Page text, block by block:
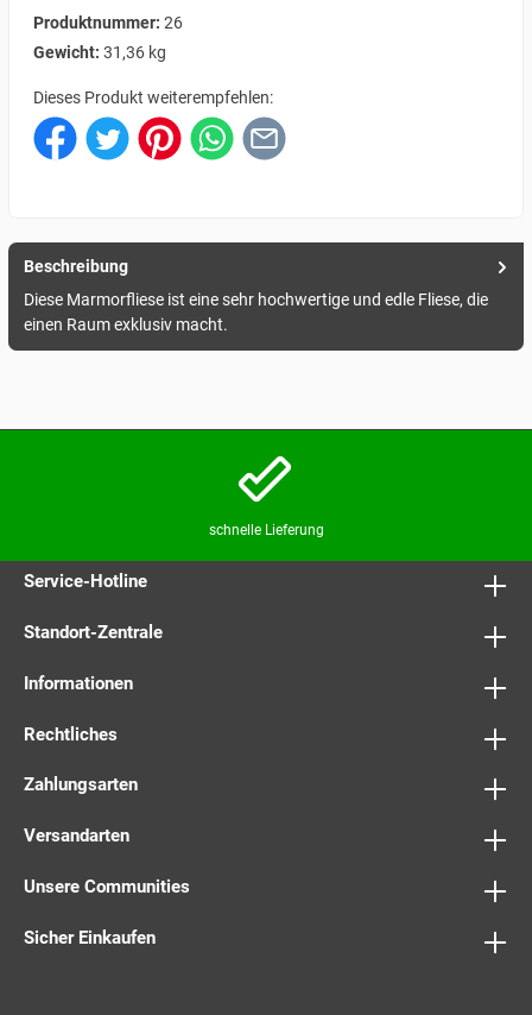
Produktnummer: 26
Gewicht: 31,36 kg
Dieses Produkt weiterempfehlen:
Beschreibung
Diese Marmorfliese ist eine sehr hochwertige und edle Fliese, die
einen Raum exklusiv macht.
schnelle Lieferung
Service-Hotline
Standort-Zentrale
Informationen
Rechtliches
Zahlungsarten
Versandarten
Unsere Communities
Sicher Einkaufen